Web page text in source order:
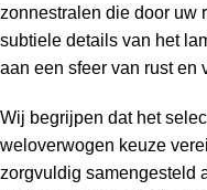
zonnestralen die door uw
subtiele details van het
aan een sfeer van rust en
Wij begrijpen dat het
weloverwogen keuze
zorgvuldig samengesteld